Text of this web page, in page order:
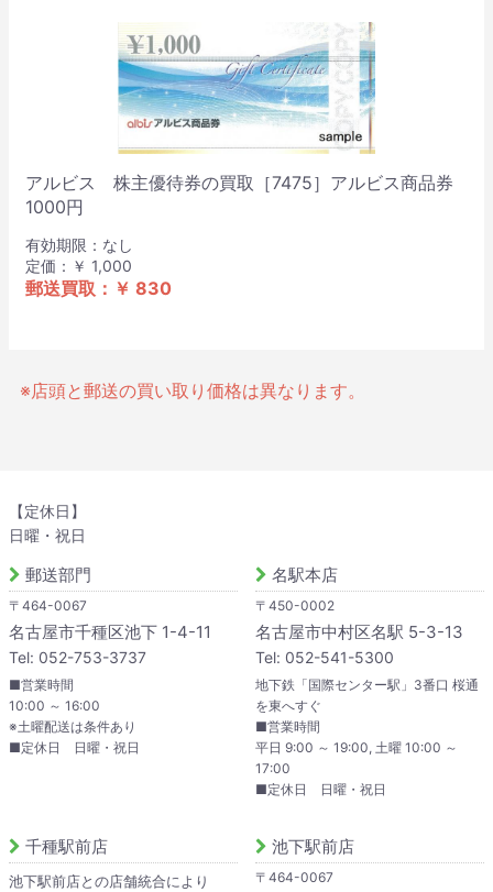
アルビス 株主優待券の買取［7475］アルビス商品券
1000円
有効期限：なし
定価：￥ 1,000
郵送買取：￥ 830
※店頭と郵送の買い取り価格は異なります。
【定休日】
日曜・祝日
郵送部門
〒464-0067
名古屋市千種区池下 1-4-11
Tel: 052-753-3737
■営業時間
10:00 ～ 16:00
※土曜配送は条件あり
■定休日 日曜・祝日
名駅本店
〒450-0002
名古屋市中村区名駅 5-3-13
Tel: 052-541-5300
地下鉄「国際センター駅」3番口 桜通
を東へすぐ
■営業時間
平日 9:00 ～ 19:00, 土曜 10:00 ～
17:00
■定休日 日曜・祝日
千種駅前店
池下駅前店との店舗統合により
池下駅前店
〒464-0067